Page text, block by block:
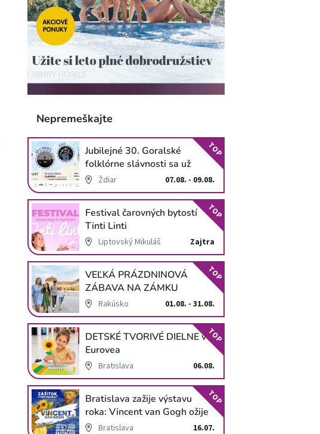
Nepremeškajte
Jubilejné 30. Goralské
folklórne slávnosti sa už
blížiaŽdiar 07.08. - 09.08.
TOP
Festival čarovných bytostí
Tinti Linti
Liptovský Mikuláš Zajtra
TOP
VEĽKÁ PRÁZDNINOVÁ
ZÁBAVA NA ZÁMKU
SCHLOSS HOF
Rakúsko 01.08. - 31.08.
TOP
DETSKÉ TVORIVÉ DIELNE v
Eurovea
Bratislava 06.08.
TOP
Bratislava zažije výstavu
roka: Vincent van Gogh ožije
v unikátnej imerzívnej šou!
Bratislava 16.07.
TOP